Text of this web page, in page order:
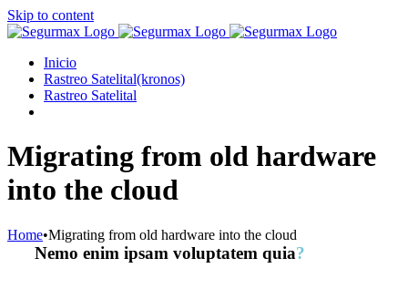
Skip to content
Inicio
Rastreo Satelital(kronos)
Rastreo Satelital
Migrating from old hardware
into the cloud
Home•Migrating from old hardware into the cloud
Nemo enim ipsam voluptatem quia?